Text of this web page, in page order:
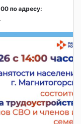
по адресу: